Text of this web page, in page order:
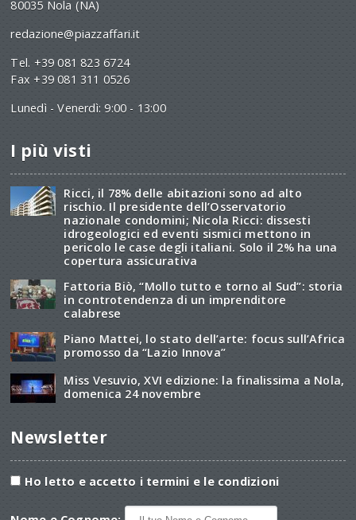
80035 Nola (NA)
redazione@piazzaffari.it
Tel. +39 081 823 6724
Fax +39 081 311 0526
Lunedì - Venerdì: 9:00 - 13:00
I più visti
Ricci, il 78% delle abitazioni sono ad alto
rischio. Il presidente dell’Osservatorio
nazionale condomini; Nicola Ricci: dissesti
idrogeologici ed eventi sismici mettono in
pericolo le case degli italiani. Solo il 2% ha una
copertura assicurativa
Fattoria Biò, “Mollo tutto e torno al Sud”: storia
in controtendenza di un imprenditore
calabrese
Piano Mattei, lo stato dell’arte: focus sull’Africa
promosso da “Lazio Innova”
Miss Vesuvio, XVI edizione: la finalissima a Nola,
domenica 24 novembre
Newsletter
Ho letto e accetto i termini e le condizioni